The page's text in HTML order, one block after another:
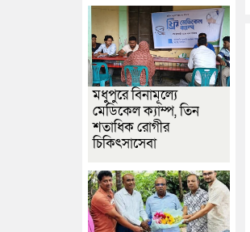
মধুপুরে বিনামূল্যে
মেডিকেল ক্যাম্প, তিন
শতাধিক রোগীর
চিকিৎসাসেবা